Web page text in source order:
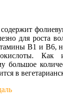
для роста
В1 и В6,
Как
большое
в